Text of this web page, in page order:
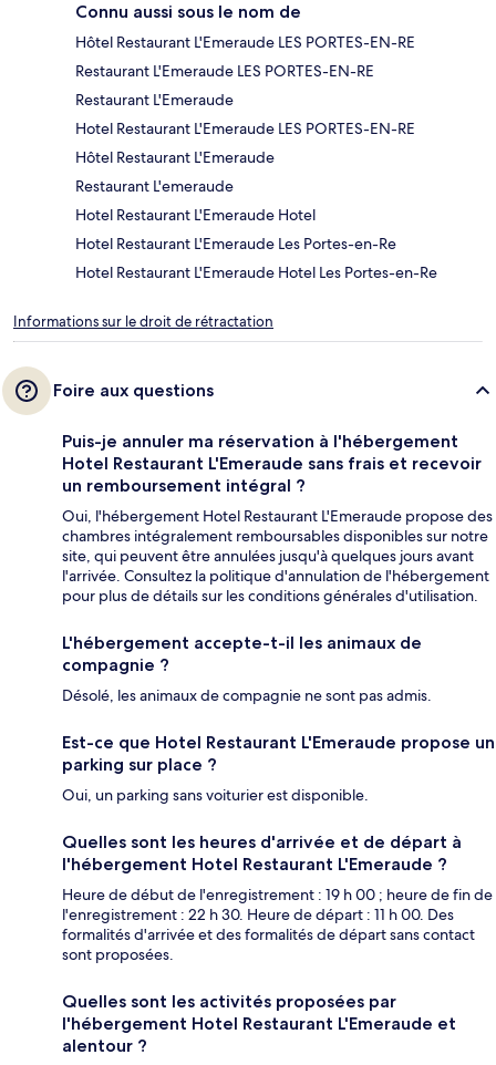
Connu aussi sous le nom de
Hôtel Restaurant L'Emeraude LES PORTES-EN-RE
Restaurant L'Emeraude LES PORTES-EN-RE
Restaurant L'Emeraude
Hotel Restaurant L'Emeraude LES PORTES-EN-RE
Hôtel Restaurant L'Emeraude
Restaurant L'emeraude
Hotel Restaurant L'Emeraude Hotel
Hotel Restaurant L'Emeraude Les Portes-en-Re
Hotel Restaurant L'Emeraude Hotel Les Portes-en-Re
Informations sur le droit de rétractation
Foire aux questions
Puis-je annuler ma réservation à l'hébergement
Hotel Restaurant L'Emeraude sans frais et recevoir
un remboursement intégral ?
Oui, l'hébergement Hotel Restaurant L'Emeraude propose des
chambres intégralement remboursables disponibles sur notre
site, qui peuvent être annulées jusqu'à quelques jours avant
l'arrivée. Consultez la politique d'annulation de l'hébergement
pour plus de détails sur les conditions générales d'utilisation.
L'hébergement accepte-t-il les animaux de
compagnie ?
Désolé, les animaux de compagnie ne sont pas admis.
Est-ce que Hotel Restaurant L'Emeraude propose un
parking sur place ?
Oui, un parking sans voiturier est disponible.
Quelles sont les heures d'arrivée et de départ à
l'hébergement Hotel Restaurant L'Emeraude ?
Heure de début de l'enregistrement : 19 h 00 ; heure de fin de
l'enregistrement : 22 h 30. Heure de départ : 11 h 00. Des
formalités d'arrivée et des formalités de départ sans contact
sont proposées.
Quelles sont les activités proposées par
l'hébergement Hotel Restaurant L'Emeraude et
alentour ?